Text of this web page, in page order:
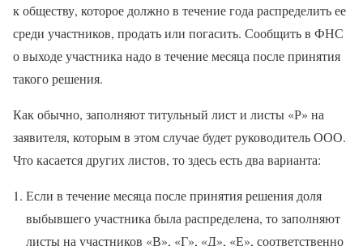
к обществу, которое должно в течение года распределить ее
среди участников, продать или погасить. Сообщить в ФНС
о выходе участника надо в течение месяца после принятия
такого решения.
Как обычно, заполняют титульный лист и листы «Р» на
заявителя, которым в этом случае будет руководитель ООО.
Что касается других листов, то здесь есть два варианта:
Если в течение месяца после принятия решения доля
выбывшего участника была распределена, то заполняют
листы на участников «В», «Г», «Д», «Е», соответственно